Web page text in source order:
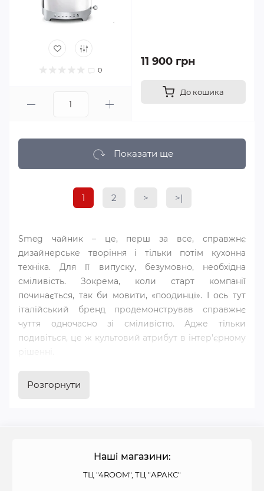
0
11 900 грн
До кошика
Показати ще
1 2 > >|
Smeg чайник – це, перш за все, справжнє
дизайнерське творіння і тільки потім кухонна
техніка. Для її випуску, безумовно, необхідна
сміливість. Зокрема, коли старт компанії
починається, так би мовити, «поодинці». І ось тут
італійський бренд продемонстрував справжнє
чуття одночасно зі сміливістю. Адже тільки
подивіться, це ж культовий атрибут в інтер'єрному
Усім хочеться, щоб у їхньому інтер'єрі була
Електричний чайник Smeg – це стильний корпус
кухонним приладом вам однозначно буде
Розгорнути
Наші магазини:
ТЦ "4ROOM", ТЦ "АРАКС"